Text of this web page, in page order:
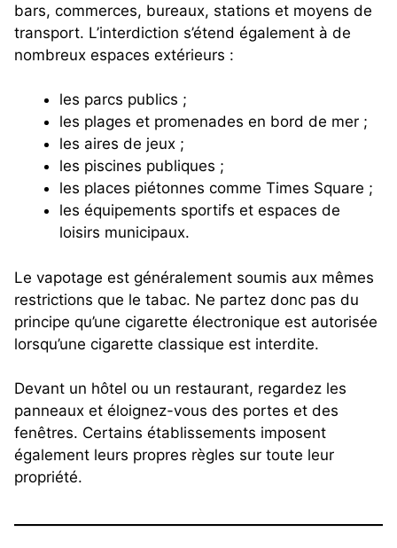
bars, commerces, bureaux, stations et moyens de
transport. L’interdiction s’étend également à de
nombreux espaces extérieurs :
les parcs publics ;
les plages et promenades en bord de mer ;
les aires de jeux ;
les piscines publiques ;
les places piétonnes comme Times Square ;
les équipements sportifs et espaces de
loisirs municipaux.
Le vapotage est généralement soumis aux mêmes
restrictions que le tabac. Ne partez donc pas du
principe qu’une cigarette électronique est autorisée
lorsqu’une cigarette classique est interdite.
Devant un hôtel ou un restaurant, regardez les
panneaux et éloignez-vous des portes et des
fenêtres. Certains établissements imposent
également leurs propres règles sur toute leur
propriété.